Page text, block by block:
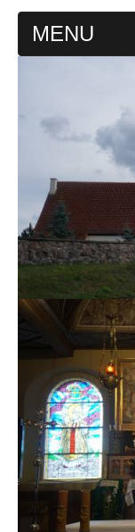
MENU
KAPLICA
MSZE I
KONTAKT